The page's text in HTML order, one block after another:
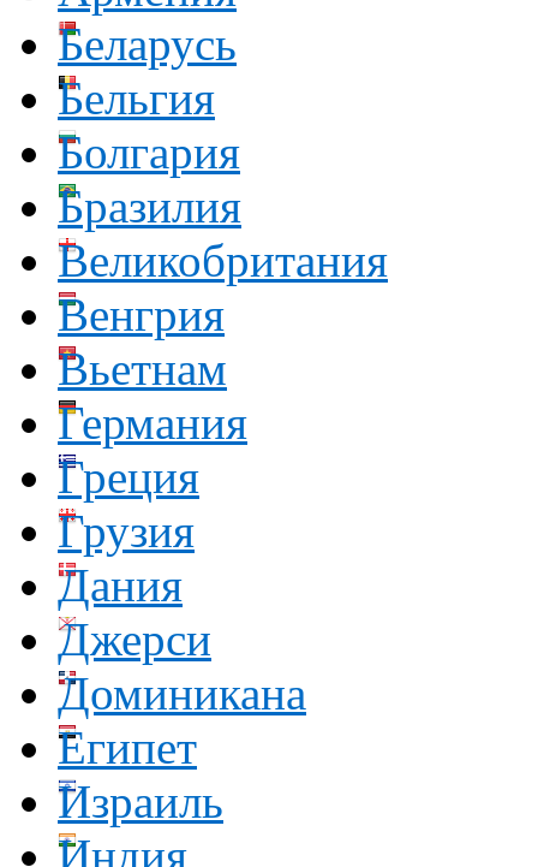
Беларусь
Бельгия
Болгария
Бразилия
Великобритания
Венгрия
Вьетнам
Германия
Греция
Грузия
Дания
Джерси
Доминикана
Египет
Израиль
Индия